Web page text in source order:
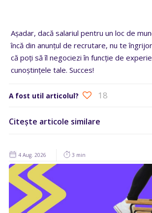
Așadar, dacă salariul pentru un loc de
încă din anunțul de recrutare, nu te
că poți să îl negociezi în funcție de
cunoștințele tale. Succes!
A fost util articolul? 18
Citește articole similare
4 Aug. 2026 3 min